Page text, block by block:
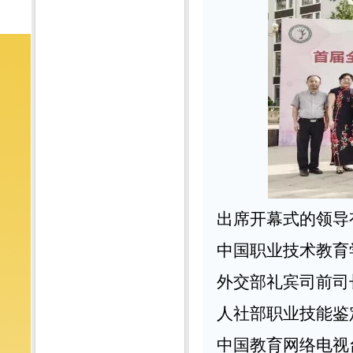
出席开幕式的领导
中国职业技术教
外交部礼宾司前
人社部职业技能
中国教育网络电